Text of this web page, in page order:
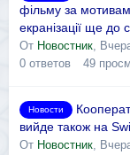
фільму за
екранізації ще до
От Новостник
0 ответов 49
Новости
вийде також на
От Новостник,